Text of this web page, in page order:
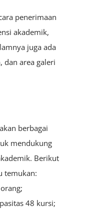
penerimaan
akademik,
juga ada
dan area galeri
berbagai
mendukung
Berikut
temukan:
48 kursi;